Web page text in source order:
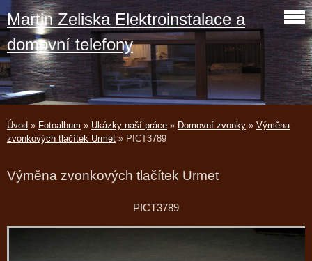
Martin Zeliska Elektroinstalace a
domovní telefony
Úvod » Fotoalbum » Ukázky naší práce » Domovní zvonky » Výměna
zvonkových tlačítek Urmet » PICT3789
Výměna zvonkových tlačítek Urmet
PICT3789